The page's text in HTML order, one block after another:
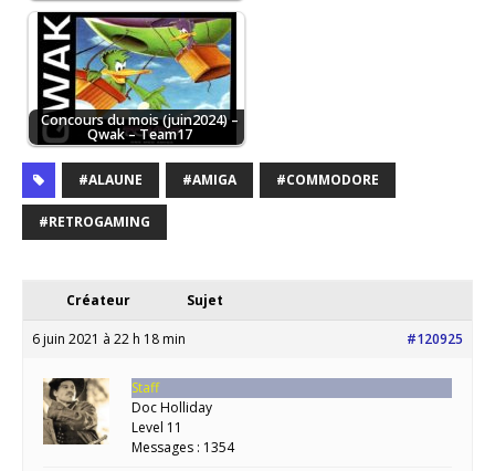
Concours du mois (juin2024) –
Qwak – Team17
#ALAUNE #AMIGA #COMMODORE
#RETROGAMING
Créateur Sujet
6 juin 2021 à 22 h 18 min #120925
Staff
Doc Holliday
Level 11
Messages : 1354